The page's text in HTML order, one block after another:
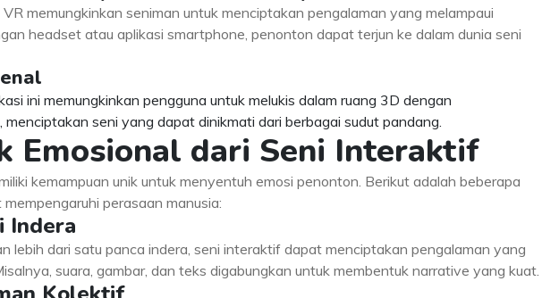
memungkinkan seniman untuk menciptakan pengalaman yang melampaui
headset atau aplikasi smartphone, penonton dapat terjun ke dalam dunia seni
ini memungkinkan pengguna untuk melukis dalam ruang 3D dengan
menciptakan seni yang dapat dinikmati dari berbagai sudut pandang.
Emosional dari Seni Interaktif
kemampuan unik untuk menyentuh emosi penonton. Berikut adalah beberapa
perasaan manusia:
Indera
lebih dari satu panca indera, seni interaktif dapat menciptakan pengalaman yang
suara, gambar, dan teks digabungkan untuk membentuk narrative yang kuat.